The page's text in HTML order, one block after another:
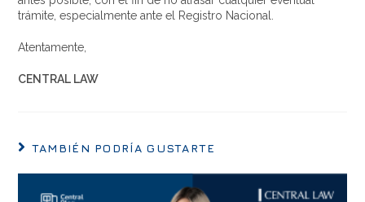
trámite, especialmente ante el Registro Nacional.
Atentamente,
CENTRAL LAW
TAMBIÉN PODRÍA GUSTARTE